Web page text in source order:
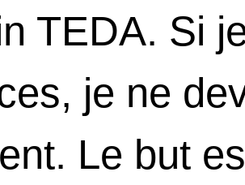
TEDA. Si
je ne
Le but